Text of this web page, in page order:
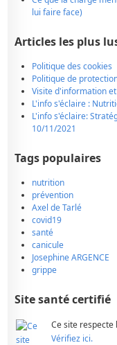
lui faire face)
Articles les plus
Politique des cookies
Politique de
Visite d'information
L'info s'éclaire :
L'info s'éclaire:
10/11/2021
Tags populaires
nutrition
prévention
Axel de Tarlé
covid19
santé
canicule
Josephine ARGENCE
grippe
Site santé certifié
Ce site respecte
Vérifiez ici.